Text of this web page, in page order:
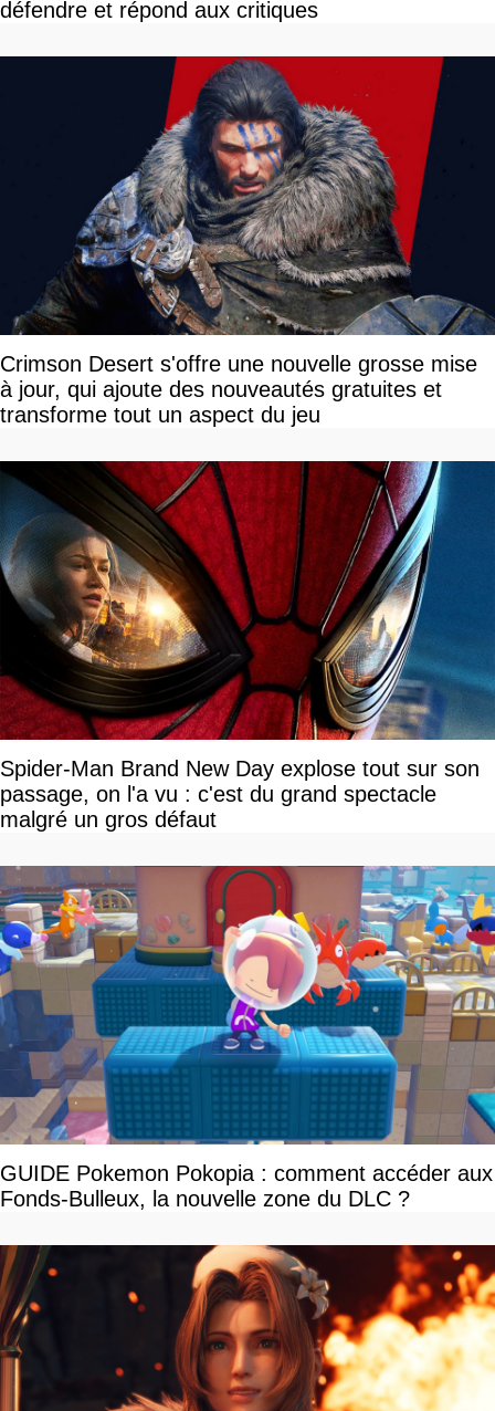
défendre et répond aux critiques
Crimson Desert s'offre une nouvelle grosse mise
à jour, qui ajoute des nouveautés gratuites et
transforme tout un aspect du jeu
Spider-Man Brand New Day explose tout sur son
passage, on l'a vu : c'est du grand spectacle
malgré un gros défaut
GUIDE Pokemon Pokopia : comment accéder aux
Fonds-Bulleux, la nouvelle zone du DLC ?